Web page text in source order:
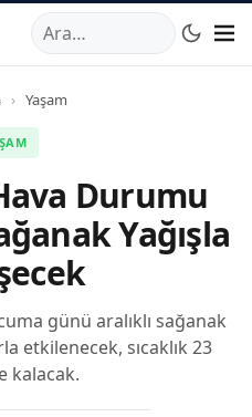
34520TRTelefon:0850
› Yaşam
Durumu
Yağışla
günü aralıklı sağanak
etkilenecek, sıcaklık 23
kalacak.